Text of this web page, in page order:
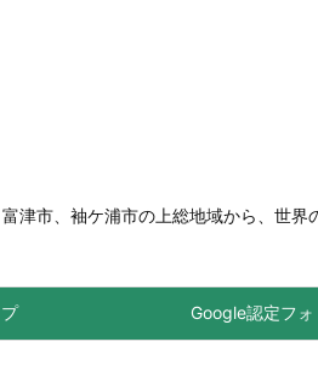
津市、袖ケ浦市の上総地域から、世
Google認定フ